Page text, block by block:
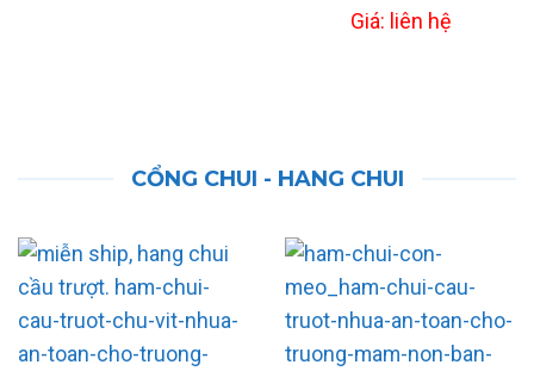
Giá: liên hệ
CỔNG CHUI - HANG CHUI